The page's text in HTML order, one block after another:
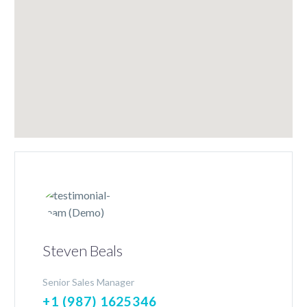
Steven Beals
Senior Sales Manager
+1 (987) 1625346